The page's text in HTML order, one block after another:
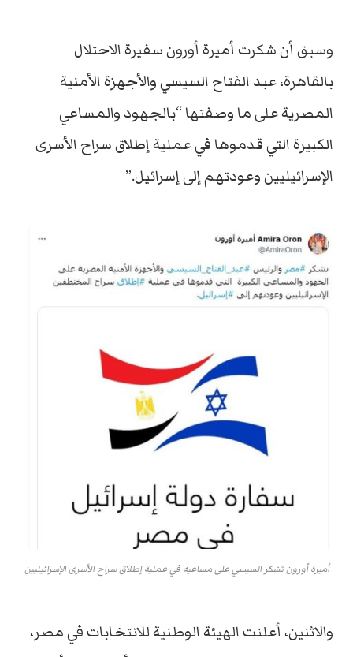
وسبق أن شكرت أميرة أورون سفيرة الاحتلال
بالقاهرة، عبد الفتاح السيسي والأجهزة الأمنية
المصرية على ما وصفتها “بالجهود والمساعي
الكبيرة التي قدموها في عملية إطلاق سراح الأسرى
الإسرائيليين وعودتهم إلى إسرائيل.”
أميرة أورون تشكر السيسي على مساعيه في عملية إطلاق سراح الأسرى الإسرائيليين
والاثنين، أعلنت الهيئة الوطنية للانتخابات في مصر،